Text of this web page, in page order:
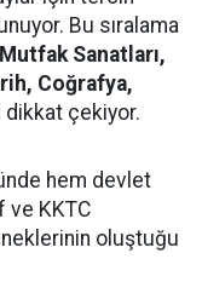
Bu sıralama
Sanatları,
Coğrafya,
dikkat çekiyor.
hem devlet
ve KKTC
oluştuğu